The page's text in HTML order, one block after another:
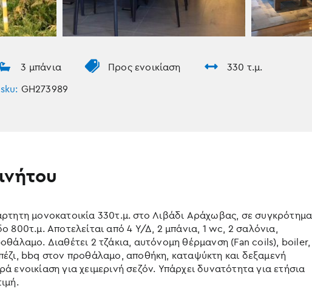
3 μπάνια Προς ενοικίαση
330 τ.μ.
sku: GH273989
μονοκατοικία 330τ.μ. στο Λιβάδι Αράχωβας, σε συγκρότημα
800τ.μ. Αποτελείται από 4 Υ/Δ, 2 μπάνια, 1 wc, 2 σαλόνια,
Διαθέτει 2 τζάκια, αυτόνομη θέρμανση (Fan coils), boiler,
bbq στον προθάλαμο, αποθήκη, καταψύκτη και δεξαμενή
ενοικίαση για χειμερινή σεζόν. Υπάρχει δυνατότητα για ετήσια